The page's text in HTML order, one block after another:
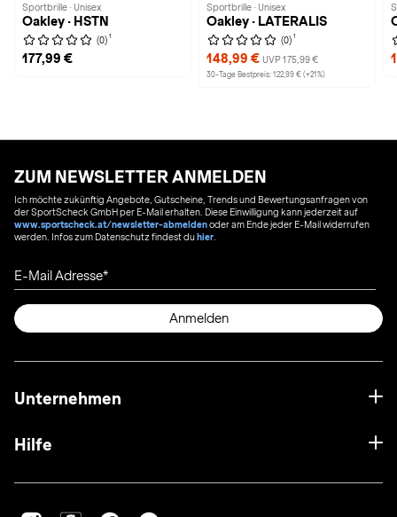
Sportbrille · Unisex
Oakley · HSTN
(0) 1
177,99 €
Sportbrille · Unisex
Oakley · LATERALIS
(0) 1
148,99 € UVP 175,99 €
30-Tage Bestpreis: 122,99 € (+21%)
ZUM NEWSLETTER ANMELDEN
Ich möchte zukünftig Angebote, Gutscheine, Trends und Bewertungsanfragen von
der SportScheck GmbH per E-Mail erhalten. Diese Einwilligung kann jederzeit auf
www.sportscheck.at/newsletter-abmeldenoder am Ende jeder E-Mail widerrufen
werden. Infos zum Datenschutz findest duhier
E-Mail Adresse
Anmelden
Unternehmen
Hilfe